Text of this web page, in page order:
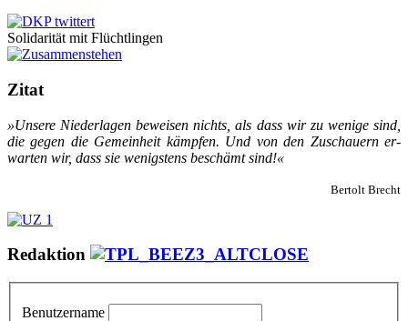
Solidarität mit Flüchtlingen
Zitat
»Un­se­re Nie­der­la­gen be­wei­sen nichts, als dass wir zu we­ni­ge sind,
die ge­gen die Ge­mein­heit kämp­fen. Und von den Zu­schau­ern er­
war­ten wir, dass sie we­nigs­tens be­schämt sind!«
Bertolt Brecht
Redaktion
Benutzername